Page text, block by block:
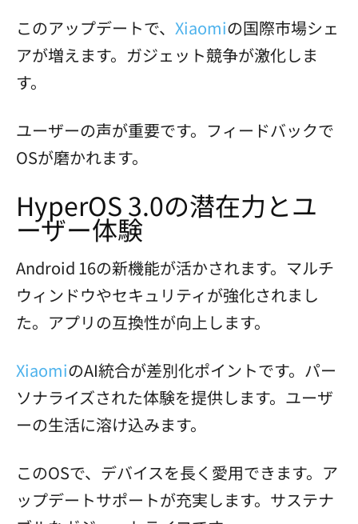
このアップデートで、 Xiaomiの国際市場シェ
アが増えます。ガジェット競争が激化しま
す。
ユーザーの声が重要です。フィードバックで
OSが磨かれます。
HyperOS 3.0の潜在力とユ
ーザー体験
Android 16の新機能が活かされます。マルチ
ウィンドウやセキュリティが強化されまし
た。アプリの互換性が向上します。
XiaomiのAI統合が差別化ポイントです。パー
ソナライズされた体験を提供します。ユーザ
ーの生活に溶け込みます。
このOSで、デバイスを長く愛用できます。ア
ップデートサポートが充実します。サステナ